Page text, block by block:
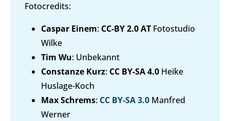
Fotocredits:
Caspar Einem: CC-BY 2.0 AT Fotostudio
Wilke
Tim Wu: Unbekannt
Constanze Kurz: CC BY-SA 4.0 Heike
Huslage-Koch
Max Schrems: CC BY-SA 3.0 Manfred
Werner